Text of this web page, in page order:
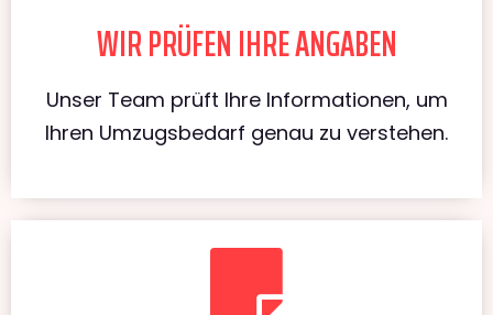
WIR PRÜFEN IHRE ANGABEN
Unser Team prüft Ihre Informationen, um
Ihren Umzugsbedarf genau zu verstehen.